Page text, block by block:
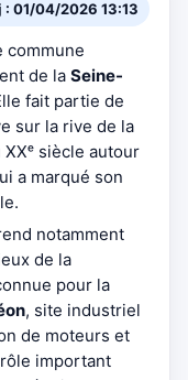
: 01/04/2026 13:13
commune
de la Seine-
fait partie de
sur la rive de la
XXᵉ siècle autour
a marqué son
notamment
de la
pour la
, site industriel
de moteurs et
important